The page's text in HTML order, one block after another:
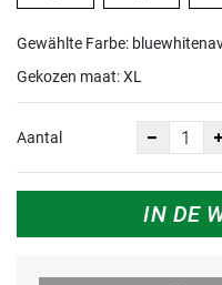
Gewählte Farbe:
Gekozen maat:XL
Aantal
IN DE